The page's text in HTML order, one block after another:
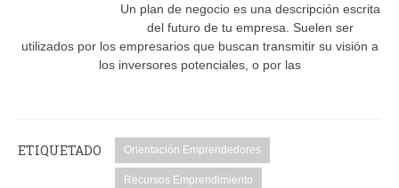
Un plan de negocio es una descripción escrita
del futuro de tu empresa. Suelen ser
utilizados por los empresarios que buscan transmitir su visión a
los inversores potenciales, o por las
ETIQUETADO Orientación Emprendedores
Recursos Emprendimiento